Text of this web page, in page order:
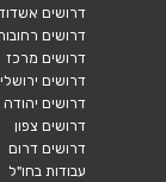
דרושים
דרושים
דרושים מרכז
דרושים
דרושים יהודה
דרושים צפון
דרושים דרום
עבודות בחו"ל